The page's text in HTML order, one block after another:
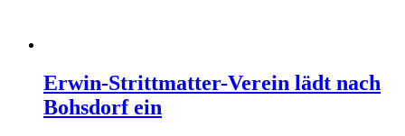
Erwin-Strittmatter-Verein lädt nach
Bohsdorf ein